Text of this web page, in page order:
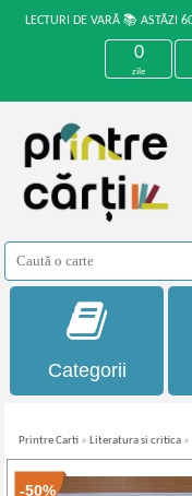
LECTURI DE VARĂ 📚 ASTĂZI
0
zile
Categorii
Printre Carti » Literatura si critica »
-50%